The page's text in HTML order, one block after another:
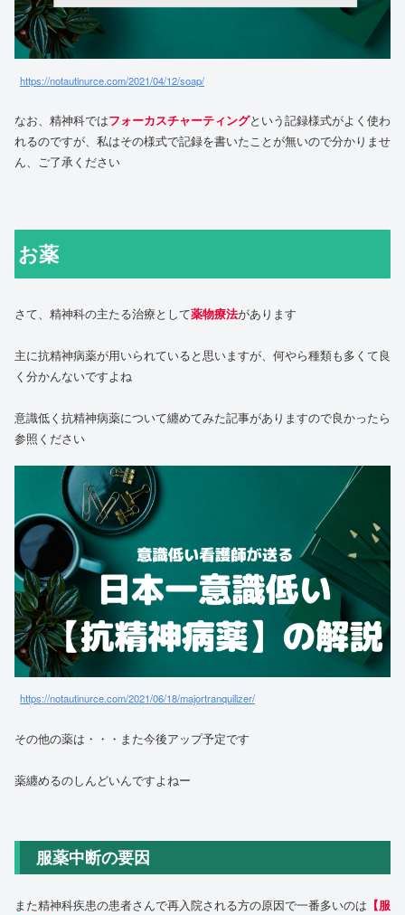
https://notautinurce.com/2021/04/12/soap/
なお、精神科ではフォーカスチャーティングという記録様式がよく使わ
れるのですが、私はその様式で記録を書いたことが無いので分かりませ
ん、ご了承ください
お薬
さて、精神科の主たる治療として薬物療法があります
主に抗精神病薬が用いられていると思いますが、何やら種類も多くて良
く分かんないですよね
意識低く抗精神病薬について纏めてみた記事がありますので良かったら
参照ください
https://notautinurce.com/2021/06/18/majortranquilizer/
その他の薬は・・・また今後アップ予定です
薬纏めるのしんどいんですよねー
服薬中断の要因
また精神科疾患の患者さんで再入院される方の原因で一番多いのは 【服